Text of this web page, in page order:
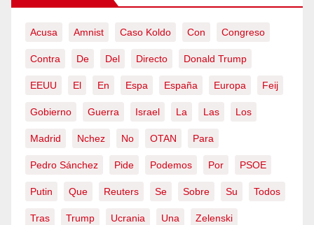
Acusa Amnist Caso Koldo Con Congreso
Contra De Del Directo Donald Trump
EEUU El En Espa España Europa Feij
Gobierno Guerra Israel La Las Los
Madrid Nchez No OTAN Para
Pedro Sánchez Pide Podemos Por PSOE
Putin Que Reuters Se Sobre Su Todos
Tras Trump Ucrania Una Zelenski